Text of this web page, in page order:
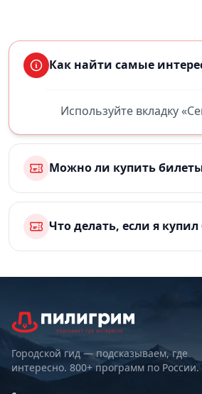
Как найти самые
Используйте вкладку
Можно ли купить
Что делать, если я
Городской гид — подсказываем, где
интересно. 800+ программ по России.